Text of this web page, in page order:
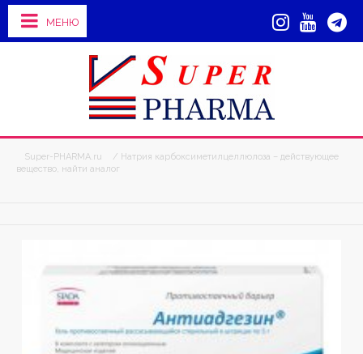
МЕНЮ
Super-PHARMA.ru
/ Натрия карбоксиметилцеллюлоза – действующее
вещество, найти аналог